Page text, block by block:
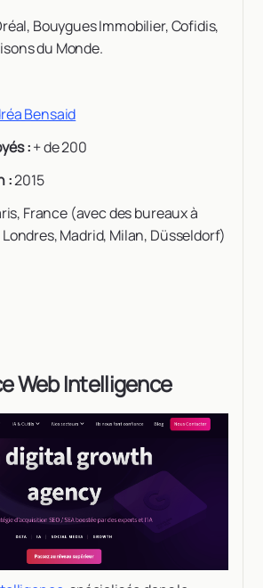
Bouygues Immobilier, Cofidis,
du Monde.
Bensaid
:+ de 200
:2015
France (avec des bureaux à
Madrid, Milan, Düsseldorf)
Web Intelligence